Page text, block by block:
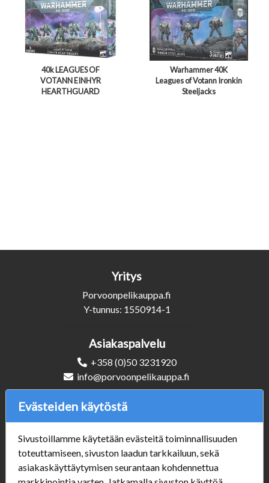
40k LEAGUES OF
VOTANN EINHYR
HEARTHGUARD
Warhammer 40K
Leagues of Votann Ironkin
Steeljacks
Yritys
Porvoonpelikauppa.fi
Y-tunnus: 1550914-1
Asiakaspalvelu
+358 (0)50 3231920
info@porvoonpelikauppa.fi
Verkkokauppa
Seuraa Meitä
Evästeiden käytöstä
Sivustoillamme käytetään evästeitä toiminnallisuuden
toteuttamiseen, sivuston laadun tarkkailuun, sekä
asiakaskäyttäytymisen seurantaan kohdennettua